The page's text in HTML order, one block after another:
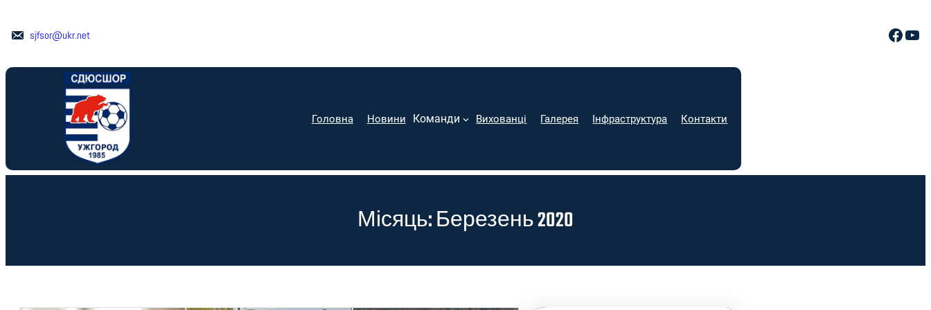
вмістуsjfsor@ukr.net Facebook YouTube
Головна Новини Команди Вихованці Галерея Інфраструктура Контакти
Місяць:Березень 2020